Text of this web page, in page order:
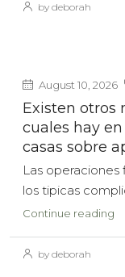
by deborah
August 10, 2026
Existen otros
cuales hay
casas sobre
Las operaciones
los tipicas
Continue reading
by deborah